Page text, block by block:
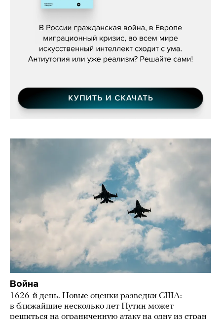
Константин Зарубин, «Наше сердце
Война
1626-й день. Новые оценки разведки США:
в ближайшие несколько лет Путин может
решиться на ограниченную атаку на одну из стран